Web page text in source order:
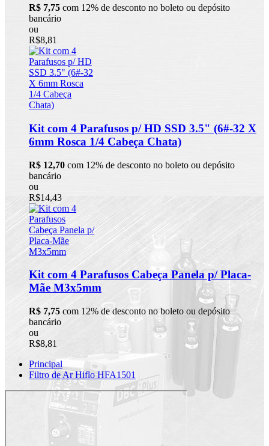
R$ 7,75 com 12% de desconto no boleto ou depósito
bancário
ou
R$8,81
Kit com 4 Parafusos p/ HD SSD 3.5" (6#-32 X
6mm Rosca 1/4 Cabeça Chata)
R$ 12,70 com 12% de desconto no boleto ou depósito
bancário
ou
R$14,43
Kit com 4 Parafusos Cabeça Panela p/ Placa-
Mãe M3x5mm
R$ 7,75 com 12% de desconto no boleto ou depósito
bancário
ou
R$8,81
Principal
Filtro de Ar Hiflo HFA1501